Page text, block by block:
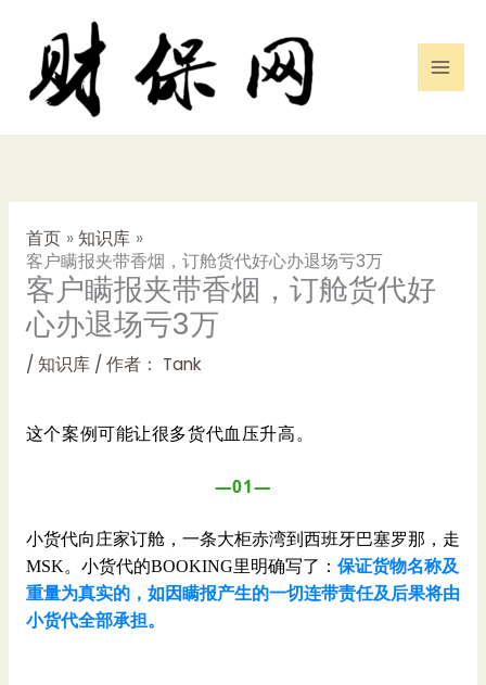
首页
知识库
客户瞒报夹带香烟，订舱货代好心办退场亏3万
客户瞒报夹带香烟，订舱货代好
心办退场亏3万
/ 知识库/ 作者： Tank
这个案例可能让很多货代血压升高。
—01—
小货代向庄家订舱，一条大柜赤湾到西班牙巴塞罗那，走
MSK。小货代的BOOKING里明确写了： 保证货物名称及
重量为真实的，如因瞒报产生的一切连带责任及后果将由
小货代全部承担。